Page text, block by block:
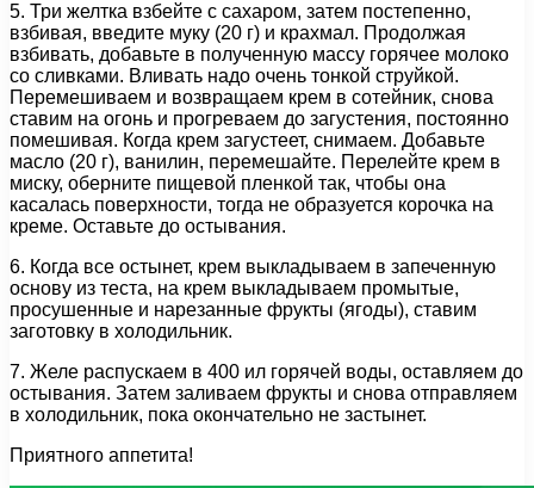
5. Три желтка взбейте с сахаром, затем постепенно,
взбивая, введите муку (20 г) и крахмал. Продолжая
взбивать, добавьте в полученную массу горячее молоко
со сливками. Вливать надо очень тонкой струйкой.
Перемешиваем и возвращаем крем в сотейник, снова
ставим на огонь и прогреваем до загустения, постоянно
помешивая. Когда крем загустеет, снимаем. Добавьте
масло (20 г), ванилин, перемешайте. Перелейте крем в
миску, оберните пищевой пленкой так, чтобы она
касалась поверхности, тогда не образуется корочка на
креме. Оставьте до остывания.
6. Когда все остынет, крем выкладываем в запеченную
основу из теста, на крем выкладываем промытые,
просушенные и нарезанные фрукты (ягоды), ставим
заготовку в холодильник.
7. Желе распускаем в 400 ил горячей воды, оставляем до
остывания. Затем заливаем фрукты и снова отправляем
в холодильник, пока окончательно не застынет.
Приятного аппетита!